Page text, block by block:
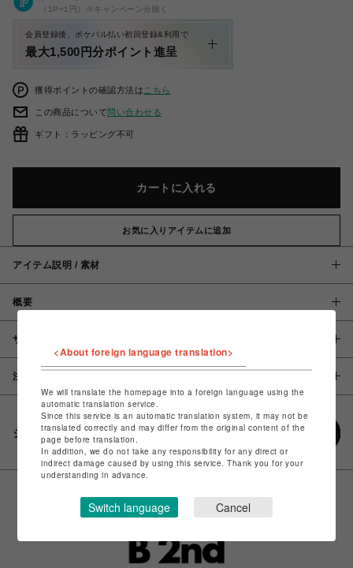
（1P=1円）※キャンペーン分除く
会員登録後、ポケパル払い初回登録&利用で
最大1,500円分ポイント進呈
獲得ポイントの確認方法は こちら
この商品について問い合わせる
ギフト：ラッピング不可
カートに入れる
お気に入りアイテムに追加
アイテム説明 / 素材
概要
サイズ
注意事項
シェアする
<About foreign language translation>
We will translate the homepage into a foreign language using the
automatic translation service.
Since this service is an automatic translation system, it may not be
translated correctly and may differ from the original content of the
page before translation.
In addition, we do not take any responsibility for any direct or
indirect damage caused by using this service. Thank you for your
understanding in advance.
Switch language Cancel